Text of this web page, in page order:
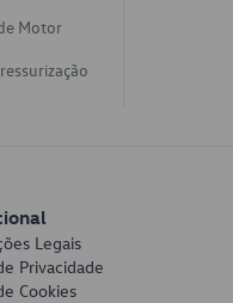
Motor
Legais
Privacidade
Cookies